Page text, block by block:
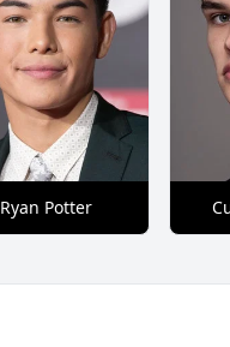
Ryan Potter